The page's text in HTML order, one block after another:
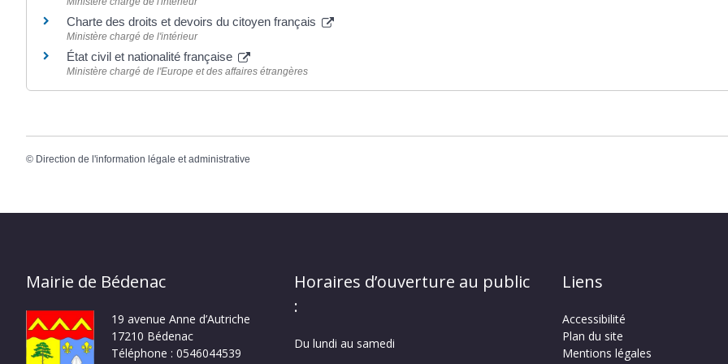
Charte des droits et devoirs du citoyen français
Ministère chargé de l'intérieur
État civil et nationalité française
Ministère chargé de l'Europe et des affaires étrangères
© Direction de l'information légale et administrative
Mairie de Bédenac
19 avenue Anne d’Autriche
17210 Bédenac
Téléphone : 0546044539
Horaires d’ouverture au public
:
Du lundi au samedi
Liens
Accessibilité
Plan du site
Mentions légales